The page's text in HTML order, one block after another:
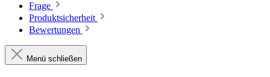
Frage
Produktsicherheit
Bewertungen
Menü schließen